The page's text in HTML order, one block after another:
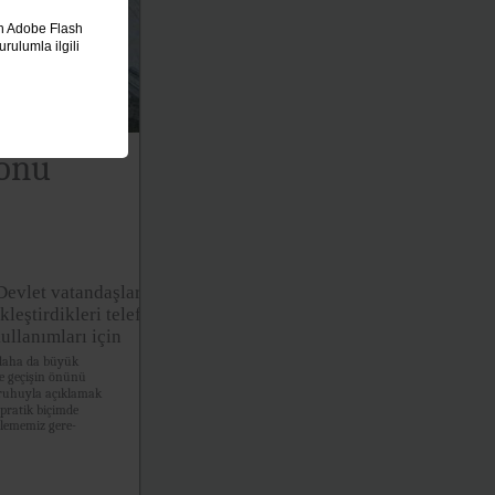
Adobe Flash
ilgili
vatandaşları,
telefon
için
da büyük
geçişin önünü
açıklamak
biçimde
gere-